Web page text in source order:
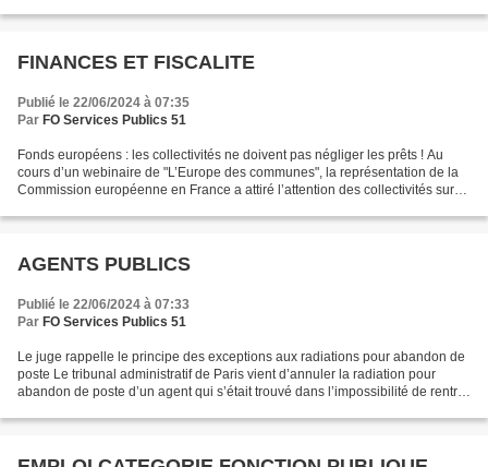
FINANCES ET FISCALITE
Publié le 22/06/2024 à 07:35
Par FO Services Publics 51
Fonds européens : les collectivités ne doivent pas négliger les prêts ! Au
cours d’un webinaire de "L’Europe des communes", la représentation de la
Commission européenne en France a attiré l’attention des collectivités sur
AGENTS PUBLICS
Publié le 22/06/2024 à 07:33
Par FO Services Publics 51
Le juge rappelle le principe des exceptions aux radiations pour abandon de
poste Le tribunal administratif de Paris vient d’annuler la radiation pour
abandon de poste d’un agent qui s’était trouvé dans l’impossibilité de rentrer